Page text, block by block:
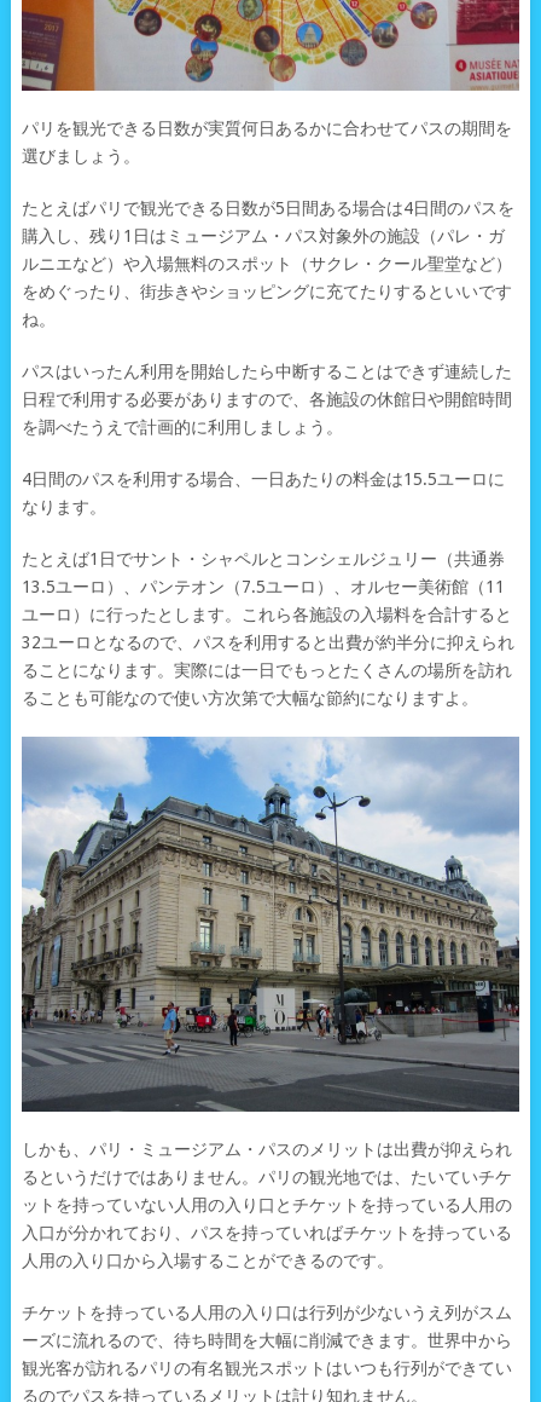
パリを観光できる日数が実質何日あるかに合わせてパスの期間を
選びましょう。
たとえばパリで観光できる日数が5日間ある場合は4日間のパスを
購入し、残り1日はミュージアム・パス対象外の施設（パレ・ガ
ルニエなど）や入場無料のスポット（サクレ・クール聖堂など）
をめぐったり、街歩きやショッピングに充てたりするといいです
ね。
パスはいったん利用を開始したら中断することはできず連続した
日程で利用する必要がありますので、各施設の休館日や開館時間
を調べたうえで計画的に利用しましょう。
4日間のパスを利用する場合、一日あたりの料金は15.5ユーロに
なります。
たとえば1日でサント・シャペルとコンシェルジュリー（共通券
13.5ユーロ）、パンテオン（7.5ユーロ）、オルセー美術館（11
ユーロ）に行ったとします。これら各施設の入場料を合計すると
32ユーロとなるので、パスを利用すると出費が約半分に抑えられ
ることになります。実際には一日でもっとたくさんの場所を訪れ
ることも可能なので使い方次第で大幅な節約になりますよ。
しかも、パリ・ミュージアム・パスのメリットは出費が抑えられ
るというだけではありません。パリの観光地では、たいていチケ
ットを持っていない人用の入り口とチケットを持っている人用の
入口が分かれており、パスを持っていればチケットを持っている
人用の入り口から入場することができるのです。
チケットを持っている人用の入り口は行列が少ないうえ列がスム
ーズに流れるので、待ち時間を大幅に削減できます。世界中から
観光客が訪れるパリの有名観光スポットはいつも行列ができてい
るのでパスを持っているメリットは計り知れません。